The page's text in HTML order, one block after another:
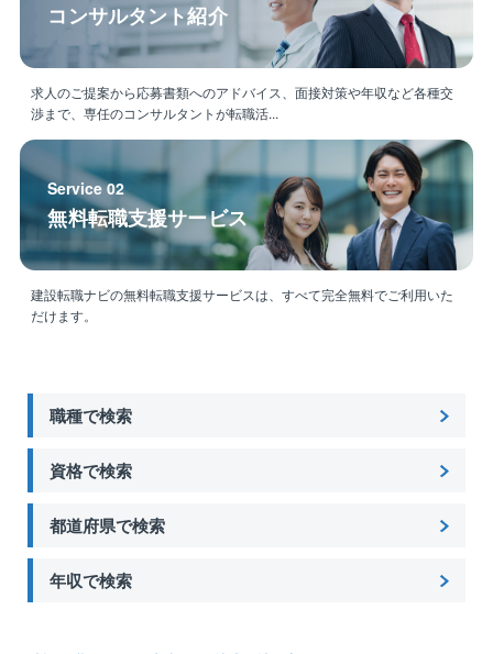
コンサルタント紹介
求人のご提案から応募書類へのアドバイス、面接対策や年収など各種交
渉まで、専任のコンサルタントが転職活...
Service 02
無料転職支援サービス
建設転職ナビの無料転職支援サービスは、すべて完全無料でご利用いた
だけます。
職種で検索
資格で検索
都道府県で検索
年収で検索